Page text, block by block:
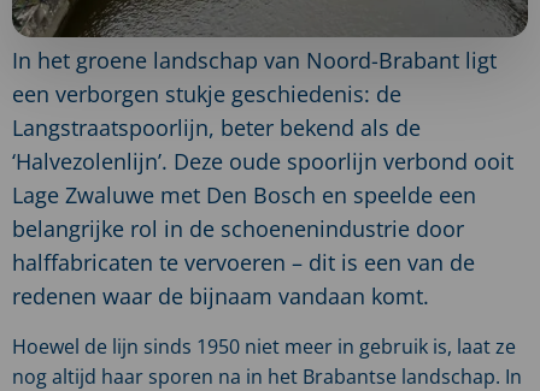
In het groene landschap van Noord-Brabant ligt
een verborgen stukje geschiedenis: de
Langstraatspoorlijn, beter bekend als de
‘Halvezolenlijn’. Deze oude spoorlijn verbond ooit
Lage Zwaluwe met Den Bosch en speelde een
belangrijke rol in de schoenenindustrie door
halffabricaten te vervoeren – dit is een van de
redenen waar de bijnaam vandaan komt.
Hoewel de lijn sinds 1950 niet meer in gebruik is, laat ze
nog altijd haar sporen na in het Brabantse landschap. In